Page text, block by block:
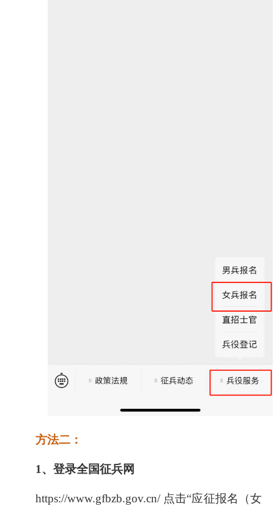
方法二：
1 、登录全国征兵网
https://www.gfbzb.gov.cn/ 点击“应征报名（女